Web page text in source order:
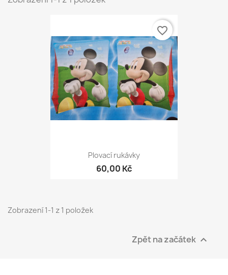
Plovací rukávky
60,00 Kč
favorite_border
Zobrazení 1-1 z 1 položek
Zpět na začátek 